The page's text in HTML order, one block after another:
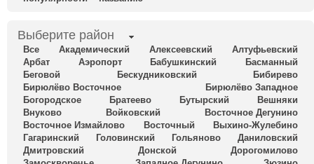
Выберите район
Все Академический Алексеевский
Алтуфьевский
Арбат
Аэропорт Бабушкинский
Басманный
Беговой
Бескудниковский
Бибирево
Бирюлёво Восточное
Бирюлёво Западное
Богородское
Братеево Бутырский
Вешняки
Внуково
Войковский
Восточное Дегунино
Восточное Измайлово
Восточный
Выхино-Жулебино
Гагаринский
Головинский Гольяново
Даниловский
Дмитровский
Донской
Дорогомилово